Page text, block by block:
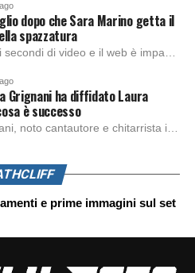
dopo che Sara Marino getta il
spazzatura
Grignani ha diffidato Laura
è successo
e prime immagini sul set